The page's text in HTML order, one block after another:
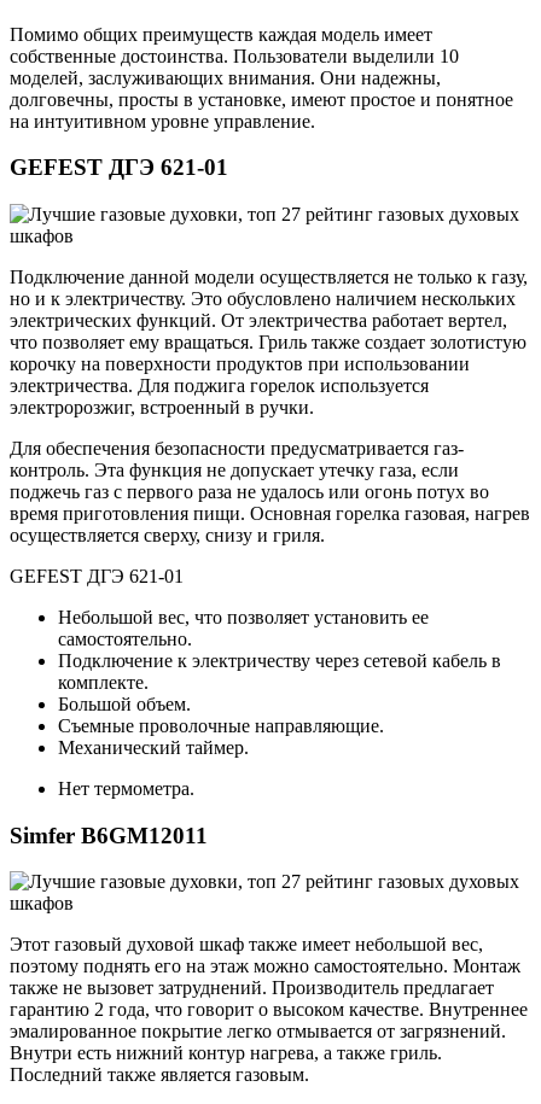
Помимо общих преимуществ каждая модель имеет
собственные достоинства. Пользователи выделили 10
моделей, заслуживающих внимания. Они надежны,
долговечны, просты в установке, имеют простое и понятное
на интуитивном уровне управление.
GEFEST ДГЭ 621-01
Подключение данной модели осуществляется не только к газу,
но и к электричеству. Это обусловлено наличием нескольких
электрических функций. От электричества работает вертел,
что позволяет ему вращаться. Гриль также создает золотистую
корочку на поверхности продуктов при использовании
электричества. Для поджига горелок используется
электророзжиг, встроенный в ручки.
Для обеспечения безопасности предусматривается газ-
контроль. Эта функция не допускает утечку газа, если
поджечь газ с первого раза не удалось или огонь потух во
время приготовления пищи. Основная горелка газовая, нагрев
осуществляется сверху, снизу и гриля.
GEFEST ДГЭ 621-01
Небольшой вес, что позволяет установить ее
самостоятельно.
Подключение к электричеству через сетевой кабель в
комплекте.
Большой объем.
Съемные проволочные направляющие.
Механический таймер.
Нет термометра.
Simfer B6GM12011
Этот газовый духовой шкаф также имеет небольшой вес,
поэтому поднять его на этаж можно самостоятельно. Монтаж
также не вызовет затруднений. Производитель предлагает
гарантию 2 года, что говорит о высоком качестве. Внутреннее
эмалированное покрытие легко отмывается от загрязнений.
Внутри есть нижний контур нагрева, а также гриль.
Последний также является газовым.